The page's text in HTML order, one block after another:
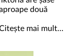
două
mai mult…